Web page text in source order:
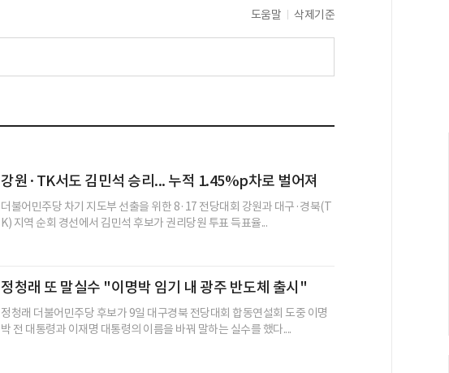
도움말 삭제기준
강원·TK서도 김민석 승리... 누적 1.45%p차로 벌어져
더불어민주당 차기 지도부 선출을 위한 8·17 전당대회 강원과 대구·경북(T
K) 지역 순회 경선에서 김민석 후보가 권리당원 투표 득표율...
정청래 또 말실수 "이명박 임기 내 광주 반도체 출시"
정청래 더불어민주당 후보가 9일 대구경북 전당대회 합동연설회 도중 이명
박 전 대통령과 이재명 대통령의 이름을 바꿔 말하는 실수를 했다....